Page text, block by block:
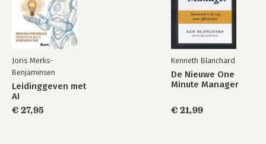
Joris Merks-
Benjaminsen
Leidinggeven met
AI
€ 27,95
Kenneth Blanchard
De Nieuwe One
Minute Manager
€ 21,99